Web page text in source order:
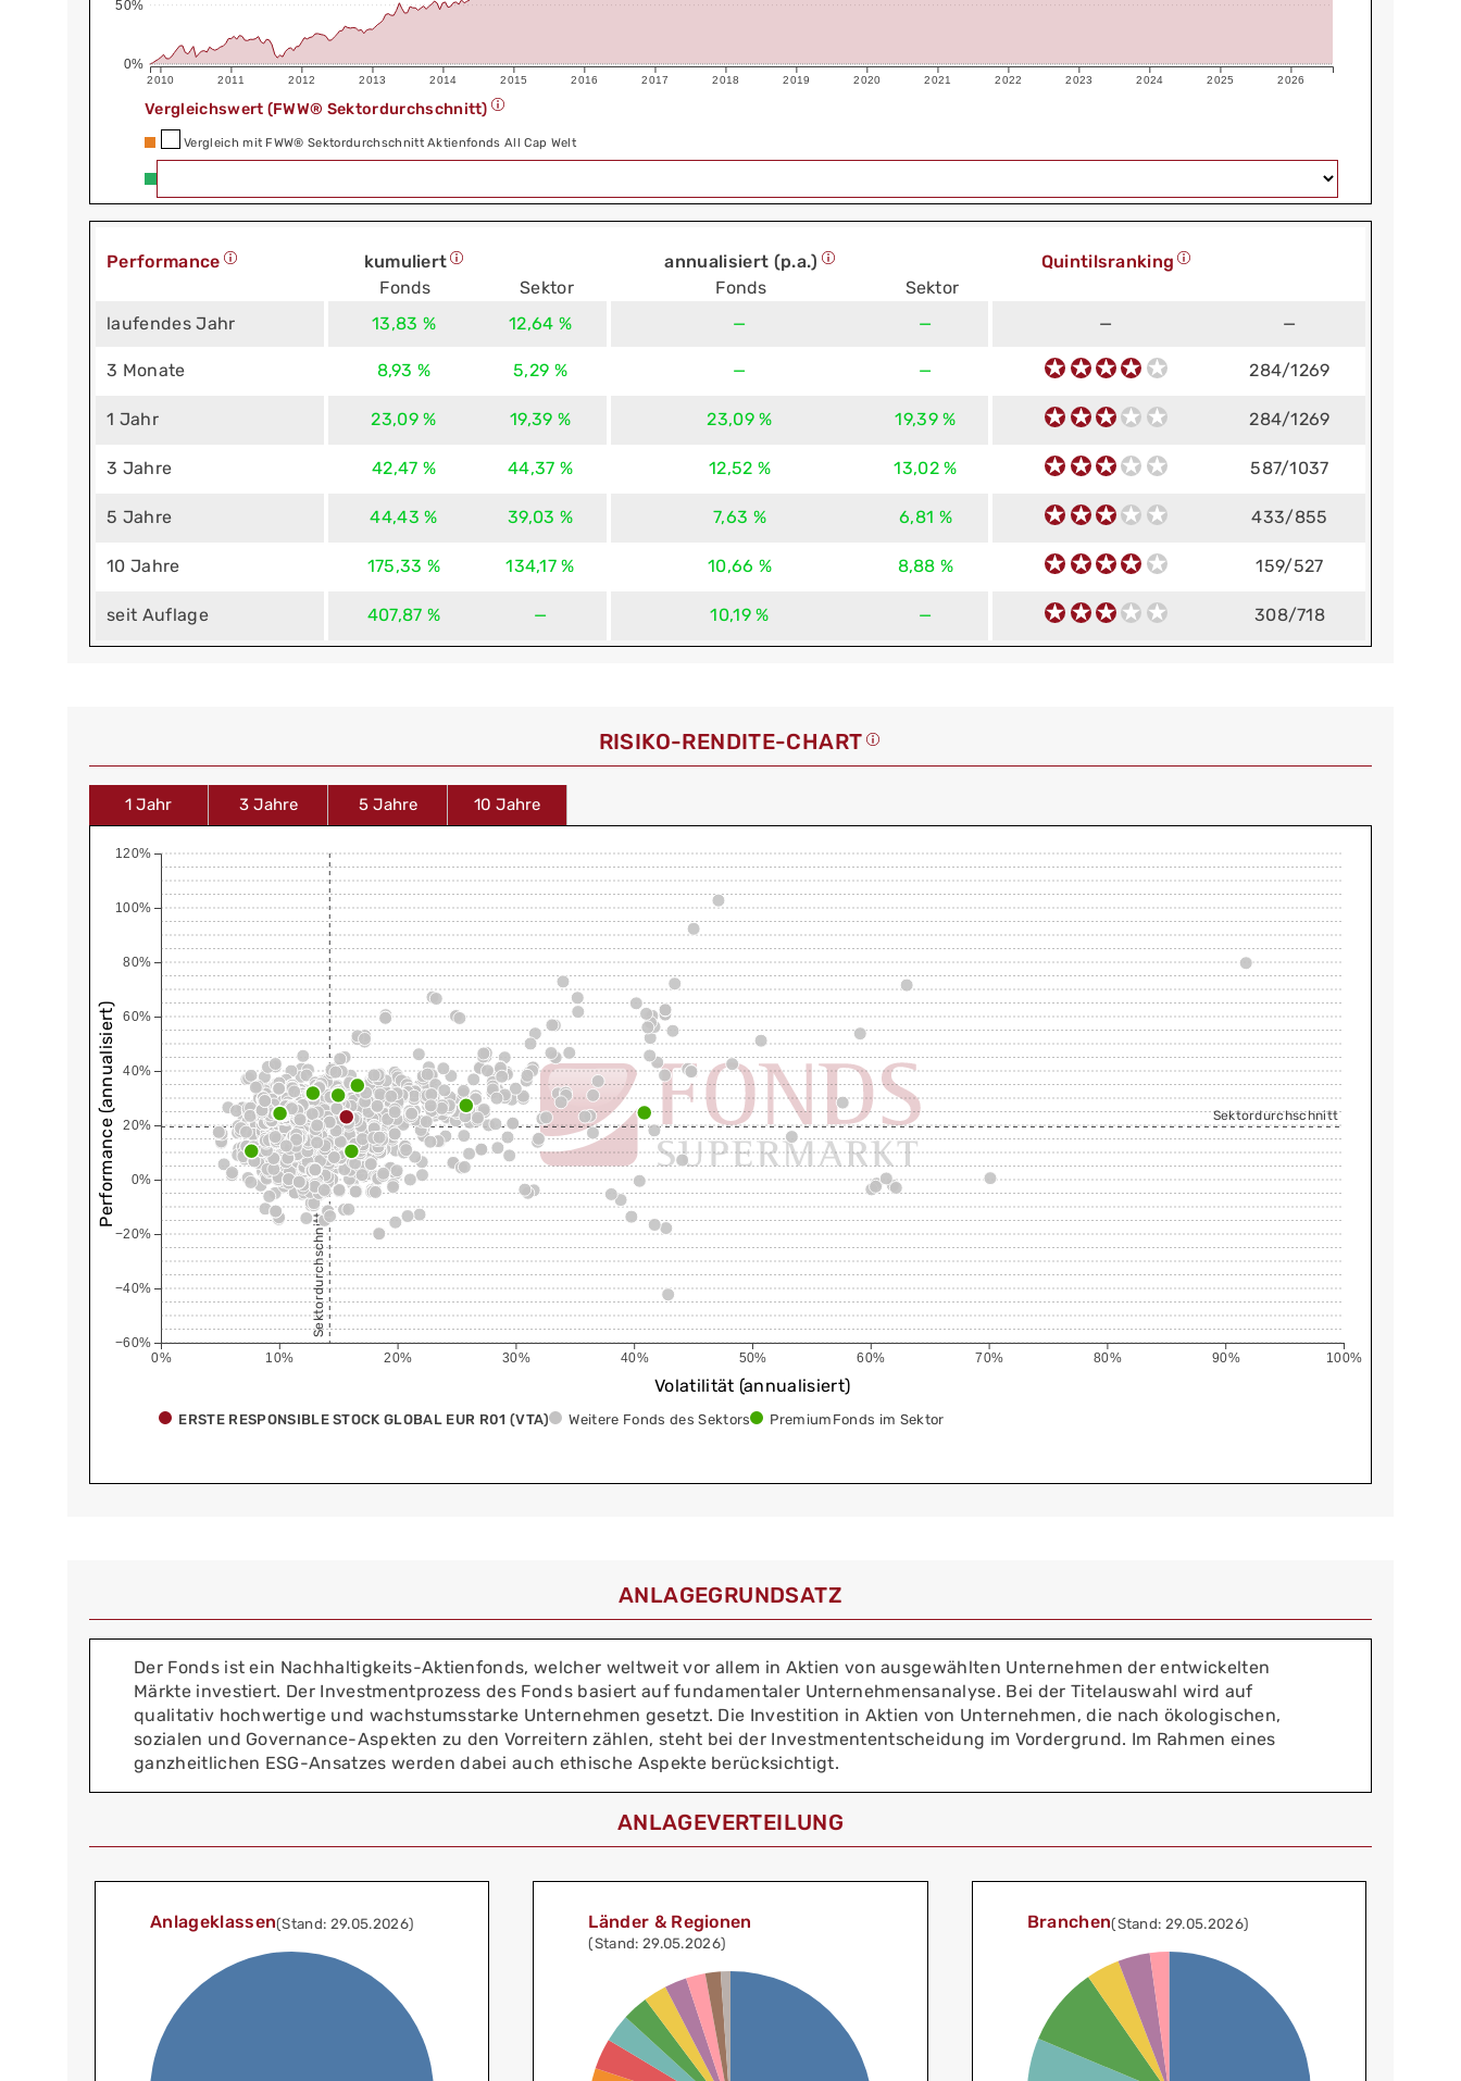
2010 2011 2012 2013 2014 2015 2016 2017 2018 2019 2020 2021 2022 2023 2024 2025 2026
0%
50%
Vergleichswert (FWW® Sektordurchschnitt)
Vergleich mit FWW® Sektordurchschnitt Aktienfonds All Cap Welt
Performance
kumuliert
Fonds
Sektor
annualisiert (p.a.)
Fonds
Sektor
Quintilsranking
laufendes Jahr 13,83 % 12,64 % — — — —
3 Monate 8,93 % 5,29 % — — 284/1269
1 Jahr 23,09 % 19,39 % 23,09 % 19,39 % 284/1269
3 Jahre 42,47 % 44,37 % 12,52 % 13,02 % 587/1037
5 Jahre 44,43 % 39,03 % 7,63 % 6,81 % 433/855
10 Jahre 175,33 % 134,17 % 10,66 % 8,88 % 159/527
seit Auflage 407,87 % — 10,19 % — 308/718
RISIKO-RENDITE-CHART
1 Jahr 3 Jahre 5 Jahre 10 Jahre
0% 10% 20% 30% 40% 50% 60% 70% 80% 90% 100%
−60%
−40%
−20%
0%
20%
40%
60%
80%
100%
120%
Sektordurchschnitt
Sektordurchschnitt
Volatilität (annualisiert)
Performance (annualisiert)
ERSTE RESPONSIBLE STOCK GLOBAL EUR R01 (VTA) Weitere Fonds des Sektors PremiumFonds im Sektor
ANLAGEGRUNDSATZ
Der Fonds ist ein Nachhaltigkeits-Aktienfonds, welcher weltweit vor allem in Aktien von ausgewählten Unternehmen der entwickelten
Märkte investiert. Der Investmentprozess des Fonds basiert auf fundamentaler Unternehmensanalyse. Bei der Titelauswahl wird auf
qualitativ hochwertige und wachstumsstarke Unternehmen gesetzt. Die Investition in Aktien von Unternehmen, die nach ökologischen,
sozialen und Governance-Aspekten zu den Vorreitern zählen, steht bei der Investmententscheidung im Vordergrund. Im Rahmen eines
ganzheitlichen ESG-Ansatzes werden dabei auch ethische Aspekte berücksichtigt.
ANLAGEVERTEILUNG
Anlageklassen(Stand: 29.05.2026) Länder & Regionen
(Stand: 29.05.2026)
Branchen(Stand: 29.05.2026)